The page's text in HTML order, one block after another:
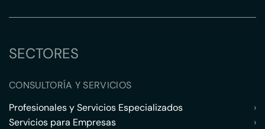
SECTORES
CONSULTORÍA Y SERVICIOS
Profesionales y Servicios Especializados
›
Servicios para Empresas
›